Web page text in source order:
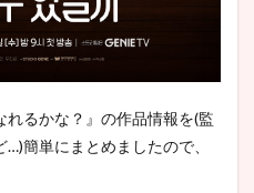
るかな？』の作品情報を(監
簡単にまとめましたので、